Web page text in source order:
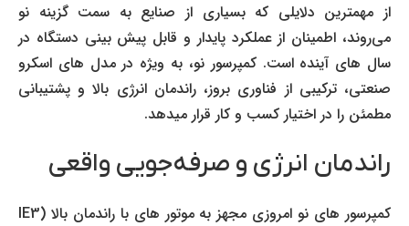
از مهمترین دلایلی که بسیاری از صنایع به سمت گزینه نو
می‌روند، اطمینان از عملکرد پایدار و قابل پیش بینی دستگاه در
سال های آینده است. کمپرسور نو، به ویژه در مدل های اسکرو
صنعتی، ترکیبی از فناوری بروز، راندمان انرژی بالا و پشتیبانی
مطمئن را در اختیار کسب و کار قرار میدهد.
راندمان انرژی و صرفه‌جویی واقعی
کمپرسور های نو امروزی مجهز به موتور های با راندمان بالا (IE3